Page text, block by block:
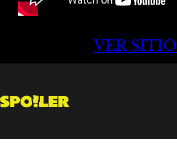
VER SITIO